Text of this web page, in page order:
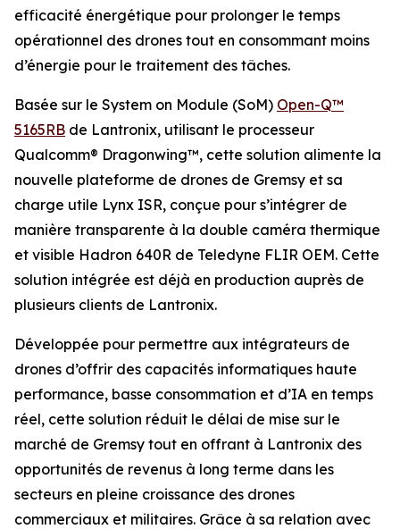
efficacité énergétique pour prolonger le temps
opérationnel des drones tout en consommant moins
d’énergie pour le traitement des tâches.
Basée sur le System on Module (SoM) Open-Q™
5165RB de Lantronix, utilisant le processeur
Qualcomm® Dragonwing™, cette solution alimente la
nouvelle plateforme de drones de Gremsy et sa
charge utile Lynx ISR, conçue pour s’intégrer de
manière transparente à la double caméra thermique
et visible Hadron 640R de Teledyne FLIR OEM. Cette
solution intégrée est déjà en production auprès de
plusieurs clients de Lantronix.
Développée pour permettre aux intégrateurs de
drones d’offrir des capacités informatiques haute
performance, basse consommation et d’IA en temps
réel, cette solution réduit le délai de mise sur le
marché de Gremsy tout en offrant à Lantronix des
opportunités de revenus à long terme dans les
secteurs en pleine croissance des drones
commerciaux et militaires. Grâce à sa relation avec